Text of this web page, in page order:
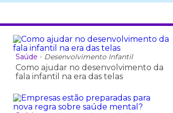
Saúde - Desenvolvimento Infantil
Como ajudar no desenvolvimento da
fala infantil na era das telas